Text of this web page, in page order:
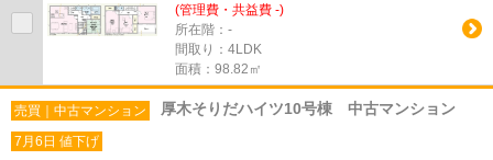
(管理費・共益費 -)
所在階：-
間取り：4LDK
面積：98.82㎡
売買｜中古マンション 厚木そりだハイツ10号棟 中古マンション
7月6日 値下げ